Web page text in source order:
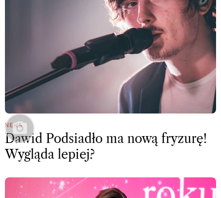
NEWS
Dawid Podsiadło ma nową fryzurę!
Wygląda lepiej?